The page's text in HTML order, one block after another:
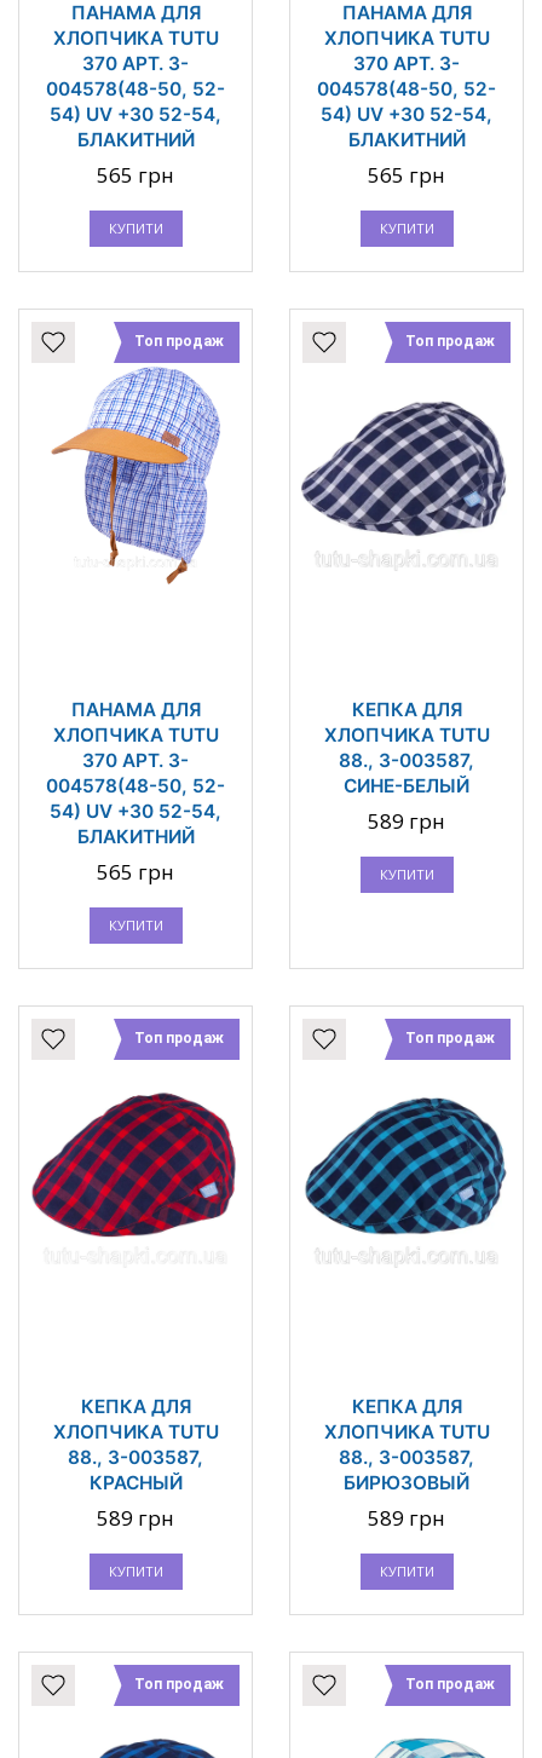
ПАНАМА ДЛЯ
ХЛОПЧИКА TUTU
370 АРТ. 3-
004578(48-50, 52-
54) UV +30 52-54,
БЛАКИТНИЙ
565 грн
КУПИТИ
ПАНАМА ДЛЯ
ХЛОПЧИКА TUTU
370 АРТ. 3-
004578(48-50, 52-
54) UV +30 52-54,
БЛАКИТНИЙ
565 грн
КУПИТИ
Топ продаж
ПАНАМА ДЛЯ
ХЛОПЧИКА TUTU
370 АРТ. 3-
004578(48-50, 52-
54) UV +30 52-54,
БЛАКИТНИЙ
565 грн
КУПИТИ
Топ продаж
КЕПКА ДЛЯ
ХЛОПЧИКА TUTU
88., 3-003587,
СИНЕ-БЕЛЫЙ
589 грн
КУПИТИ
Топ продаж
КЕПКА ДЛЯ
ХЛОПЧИКА TUTU
88., 3-003587,
КРАСНЫЙ
589 грн
КУПИТИ
Топ продаж
КЕПКА ДЛЯ
ХЛОПЧИКА TUTU
88., 3-003587,
БИРЮЗОВЫЙ
589 грн
КУПИТИ
Топ продаж Топ продаж